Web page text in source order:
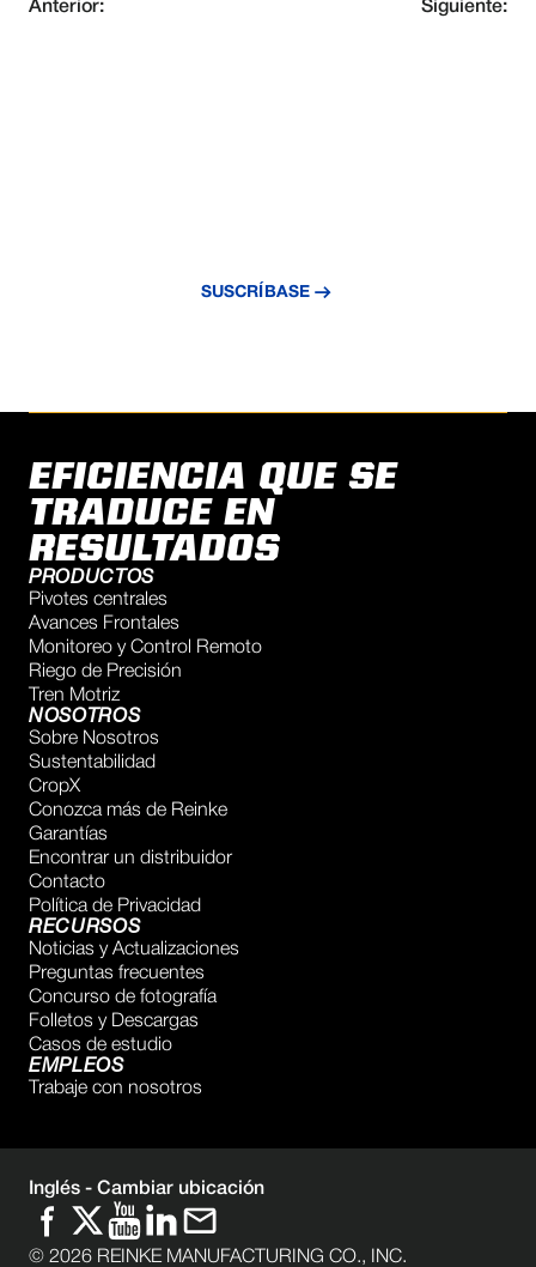
Anterior: Siguiente:
SUSCRÍBASE
EFICIENCIA QUE SE
TRADUCE EN
RESULTADOS
PRODUCTOS
Pivotes centrales
Avances Frontales
Monitoreo y Control Remoto
Riego de Precisión
Tren Motriz
NOSOTROS
Sobre Nosotros
Sustentabilidad
CropX
Conozca más de Reinke
Garantías
Encontrar un distribuidor
Contacto
Política de Privacidad
RECURSOS
Noticias y Actualizaciones
Preguntas frecuentes
Concurso de fotografía
Folletos y Descargas
Casos de estudio
EMPLEOS
Trabaje con nosotros
© 2026 REINKE MANUFACTURING CO., INC.
Inglés - Cambiar ubicación